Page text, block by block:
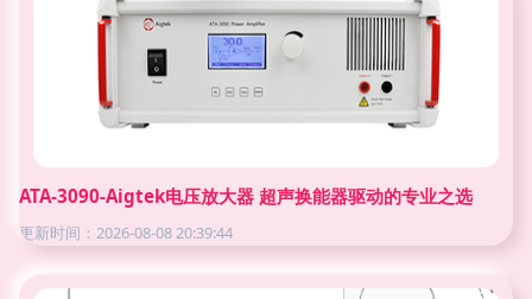
ATA-3090-Aigtek电压放大器 超声换能器驱动的专业之选
更新时间：2026-08-08 20:39:44